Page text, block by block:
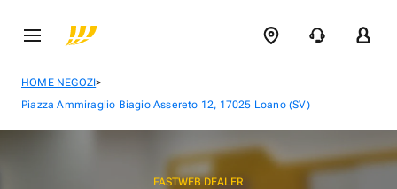
HOME NEGOZI>
Piazza Ammiraglio Biagio Assereto 12, 17025 Loano (SV)
FASTWEB DEALER